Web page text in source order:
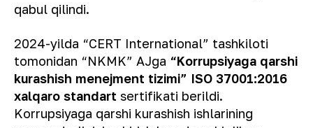
qabul qilindi.
2024-yilda “CERT International” tashkiloti
tomonidan “NKMK” AJga “Korrupsiyaga qarshi
kurashish menejment tizimi” ISO 37001:2016
xalqaro standart sertifikati berildi.
Korrupsiyaga qarshi kurashish ishlarining